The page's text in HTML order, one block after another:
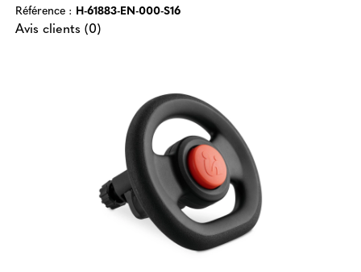
Référence : H-61883-EN-000-S16
Avis clients (0)